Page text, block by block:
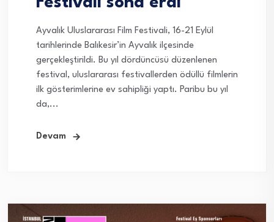
Ayvalık Uluslararası Film Festivali, 16-21 Eylül
tarihlerinde Balıkesir’in Ayvalık ilçesinde
gerçekleştirildi. Bu yıl dördüncüsü düzenlenen
festival, uluslararası festivallerden ödüllü filmlerin
ilk gösterimlerine ev sahipliği yaptı. Paribu bu yıl
da,...
Devam